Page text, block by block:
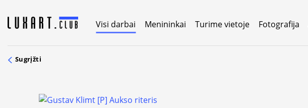
content
Visi darbai Menininkai Turime vietoje Fotografija
Sugrįžti